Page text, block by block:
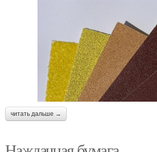
читать дальше →